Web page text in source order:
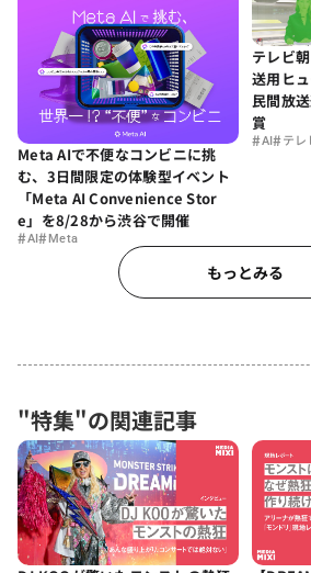
Meta AIで不便なコンビニに挑
む、3日間限定の体験型イベント
「Meta AI Convenience Stor
e」を8/28から渋谷で開催
#AI# Meta
テレビ
送用ヒ
民間放
賞
#AI#テレ
もっとみる
"特集"の関連記事